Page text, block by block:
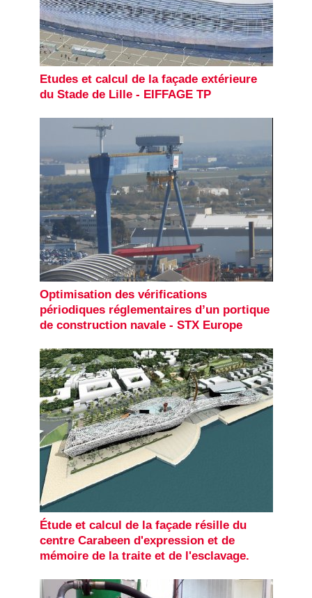
Etudes et calcul de la façade extérieure
du Stade de Lille - EIFFAGE TP
Optimisation des vérifications
périodiques réglementaires d’un portique
de construction navale - STX Europe
Étude et calcul de la façade résille du
centre Carabeen d'expression et de
mémoire de la traite et de l'esclavage.